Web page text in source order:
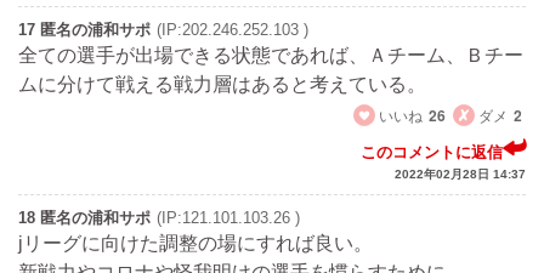
17 匿名の浦和サポ (IP:202.246.252.103 )
全ての選手が出場できる状態であれば、Ａチーム、Ｂチー
ムに分けて戦える戦力層はあると考えている。
いいね 26 ダメ 2
このコメントに返信
2022年02月28日 14:37
18 匿名の浦和サポ (IP:121.101.103.26 )
jリーグに向けた調整の場にすれば良い。